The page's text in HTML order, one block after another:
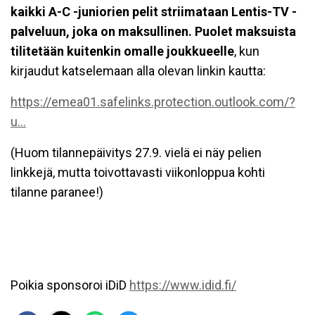
kaikki A-C -juniorien pelit striimataan Lentis-TV -
palveluun, joka on maksullinen. Puolet maksuista
tilitetään kuitenkin omalle joukkueelle, kun
kirjaudut katselemaan alla olevan linkin kautta:
https://emea01.safelinks.protection.outlook.com/?
u...
(Huom tilannepäivitys 27.9. vielä ei näy pelien
linkkejä, mutta toivottavasti viikonloppua kohti
tilanne paranee!)
Poikia sponsoroi iDiD https://www.idid.fi/